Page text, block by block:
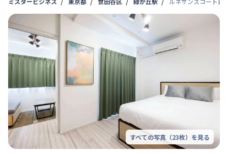
すべての写真（23枚）を見る